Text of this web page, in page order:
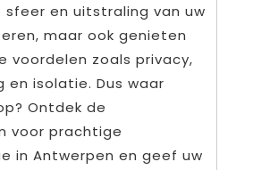
en uitstraling van uw
maar ook genieten
voordelen zoals privacy,
en isolatie. Dus waar
Ontdek de
voor prachtige
in Antwerpen en geef uw